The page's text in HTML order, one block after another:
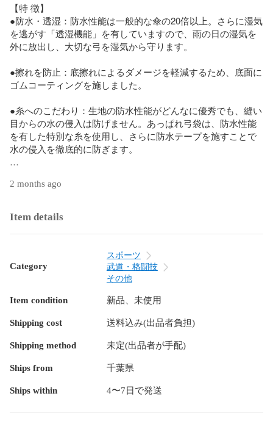
​【特 徴】
●防水・透湿：防水性能は一般的な傘の20倍以上。さらに湿気
を逃がす「透湿機能」を有していますので、雨の日の湿気を
外に放出し、大切な弓を湿気から守ります。
●擦れを防止：底擦れによるダメージを軽減するため、底面に
ゴムコーティングを施しました。
●糸へのこだわり：生地の防水性能がどんなに優秀でも、縫い
目からの水の侵入は防げません。あっぱれ弓袋は、防水性能
を有した特別な糸を使用し、さらに防水テープを施すことで
水の侵入を徹底的に防ぎます。
●高機能生地：「ハイブリザテック」
ベル
記に補正しています）
●特殊糸：「超撥水糸ビニモ」縫い目からの浸水も防ぎます。
●形状：弦を張ったままの弓を2張り収納可能
●色：千茶色（オリーブグリーンに近い色味）
​【ご購入の際の注意点】
お客様に安心してご使用いただくために、以下の点をご確認
​●サイズ選択のお願い：ご注文の際は、必ずご希望のサイズを
2 months ago
Item details
Category
スポーツ
武道・格闘技
その他
Item condition 新品、未使用
Shipping cost 送料込み(出品者負担)
Shipping method 未定(出品者が手配)
Ships from 千葉県
Ships within 4〜7日で発送